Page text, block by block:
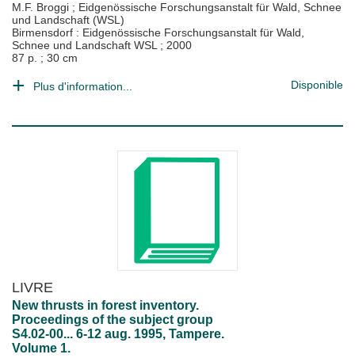
M.F. Broggi ; Eidgenössische Forschungsanstalt für Wald, Schnee
und Landschaft (WSL)
Birmensdorf : Eidgenössische Forschungsanstalt für Wald,
Schnee und Landschaft WSL ; 2000
87 p. ; 30 cm
Plus d'information... Disponible
LIVRE
New thrusts in forest inventory.
Proceedings of the subject group
S4.02-00... 6-12 aug. 1995, Tampere.
Volume 1.